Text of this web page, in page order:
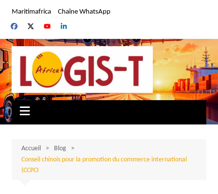
contenu
Maritimafrica Chaîne WhatsApp
Accueil
Blog
Conseil chinois pour la promotion du commerce international
(CCPCI